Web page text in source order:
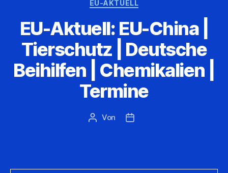
EU-AKTUELL
EU-Aktuell: EU-China |
Tierschutz | Deutsche
Beihilfen | Chemikalien |
Termine
Beitragsautor
Von Beitragsdatum